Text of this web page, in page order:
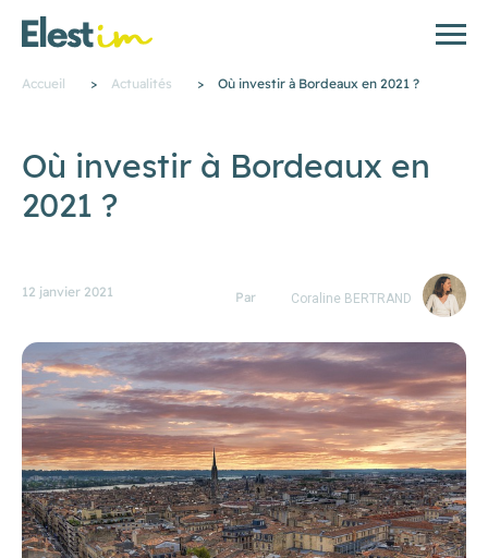
Accueil > Actualités > Où investir à Bordeaux en 2021 ?
Où investir à Bordeaux en
2021 ?
12 janvier 2021 Par Coraline BERTRAND